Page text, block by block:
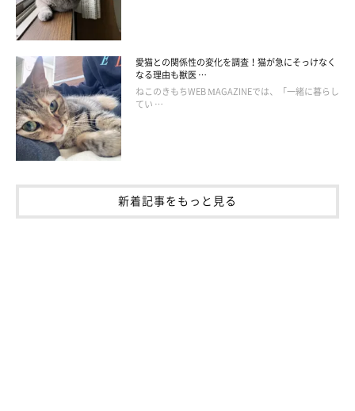
マッサージ(3) 消化機能改善・疲労回復
愛猫との関係性の変化を調査！猫が急にそっけなく
なる理由も獣医 …
ねこのきもちWEB MAGAZINEでは、「一緒に暮らし
てい …
新着記事をもっと見る